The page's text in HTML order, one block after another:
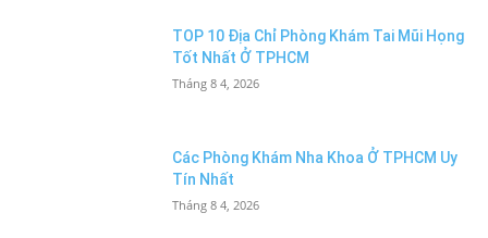
TOP 10 Địa Chỉ Phòng Khám Tai Mũi Họng
Tốt Nhất Ở TPHCM
Tháng 8 4, 2026
Các Phòng Khám Nha Khoa Ở TPHCM Uy
Tín Nhất
Tháng 8 4, 2026